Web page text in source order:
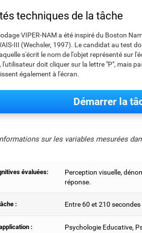
techniques de la tâche
VIPER-NAM a été inspiré du Boston
III (Wechsler, 1997). Le candidat au test
s'écrit le nom de l'objet représenté sur
l'utilisateur doit cliquer sur la lettre "P", mais
également à l'écran.
Démarrer la
sur les variables mesurées
évaluées:
Perception visuelle,
réponse.
: Entre 60 et 210
:
Psychologie Educative,